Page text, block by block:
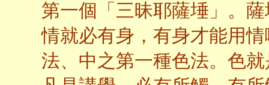
第一個「三昧耶薩埵」。
情就必有身，有身才能用
法、中之第一種色法。色